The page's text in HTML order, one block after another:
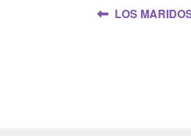
Anterior:
LOS